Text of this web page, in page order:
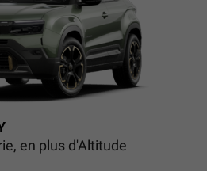
en plus d'Altitude